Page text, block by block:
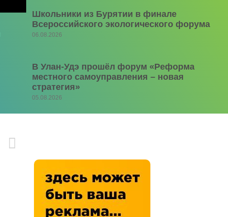
Школьники из Бурятии в финале
Всероссийского экологического форума
06.08.2026
В Улан-Удэ прошёл форум «Реформа
местного самоуправления – новая
стратегия»
05.08.2026